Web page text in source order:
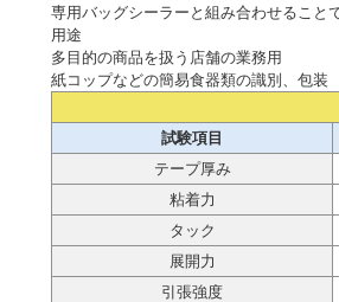
専用バッグシーラーと組み合わせること
用途
多目的の商品を扱う店舗の業務用
紙コップなどの簡易食器類の識別、包装
試験項目
テープ厚み
粘着力
タック
展開力
引張強度